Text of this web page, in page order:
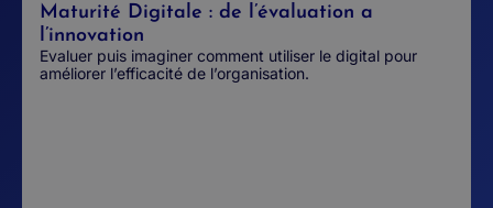
Maturité Digitale : de l’évaluation a
l’innovation
Evaluer puis imaginer comment utiliser le digital pour
améliorer l’efficacité de l’organisation.